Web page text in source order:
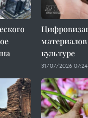
культуре
31/07/2026 07:24